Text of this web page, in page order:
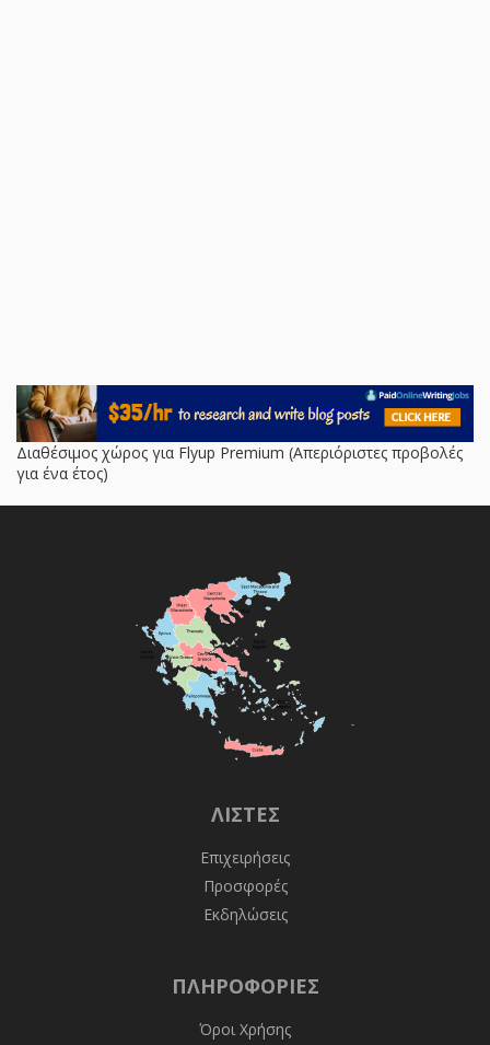
Διαθέσιμος χώρος για Flyup Premium (Απεριόριστες προβολές
για ένα έτος)
ΛΊΣΤΕΣ
Επιχειρήσεις
Προσφορές
Εκδηλώσεις
ΠΛΗΡΟΦΟΡΊΕΣ
Όροι Χρήσης